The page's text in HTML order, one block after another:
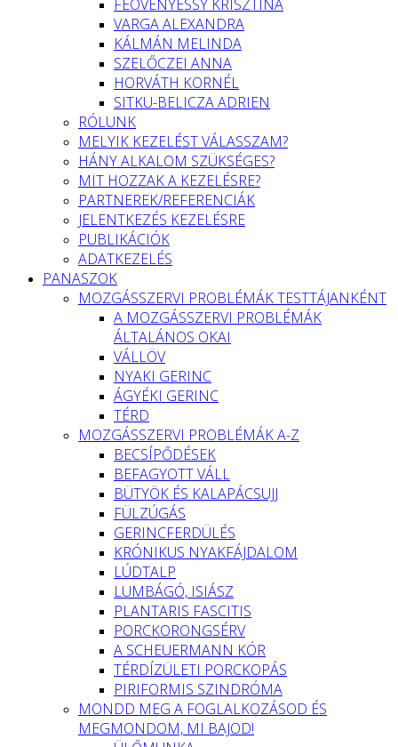
FEÖVENYESSY KRISZTINA
VARGA ALEXANDRA
KÁLMÁN MELINDA
SZELŐCZEI ANNA
HORVÁTH KORNÉL
SITKU-BELICZA ADRIEN
RÓLUNK
MELYIK KEZELÉST VÁLASSZAM?
HÁNY ALKALOM SZÜKSÉGES?
MIT HOZZAK A KEZELÉSRE?
PARTNEREK/REFERENCIÁK
JELENTKEZÉS KEZELÉSRE
PUBLIKÁCIÓK
ADATKEZELÉS
PANASZOK
MOZGÁSSZERVI PROBLÉMÁK TESTTÁJANKÉNT
A MOZGÁSSZERVI PROBLÉMÁK
ÁLTALÁNOS OKAI
VÁLLÖV
NYAKI GERINC
ÁGYÉKI GERINC
TÉRD
MOZGÁSSZERVI PROBLÉMÁK A-Z
BECSÍPŐDÉSEK
BEFAGYOTT VÁLL
BÜTYÖK ÉS KALAPÁCSUJJ
FÜLZÚGÁS
GERINCFERDÜLÉS
KRÓNIKUS NYAKFÁJDALOM
LÚDTALP
LUMBÁGÓ, ISIÁSZ
PLANTARIS FASCITIS
PORCKORONGSÉRV
A SCHEUERMANN KÓR
TÉRDÍZÜLETI PORCKOPÁS
PIRIFORMIS SZINDRÓMA
MONDD MEG A FOGLALKOZÁSOD ÉS
MEGMONDOM, MI BAJOD!